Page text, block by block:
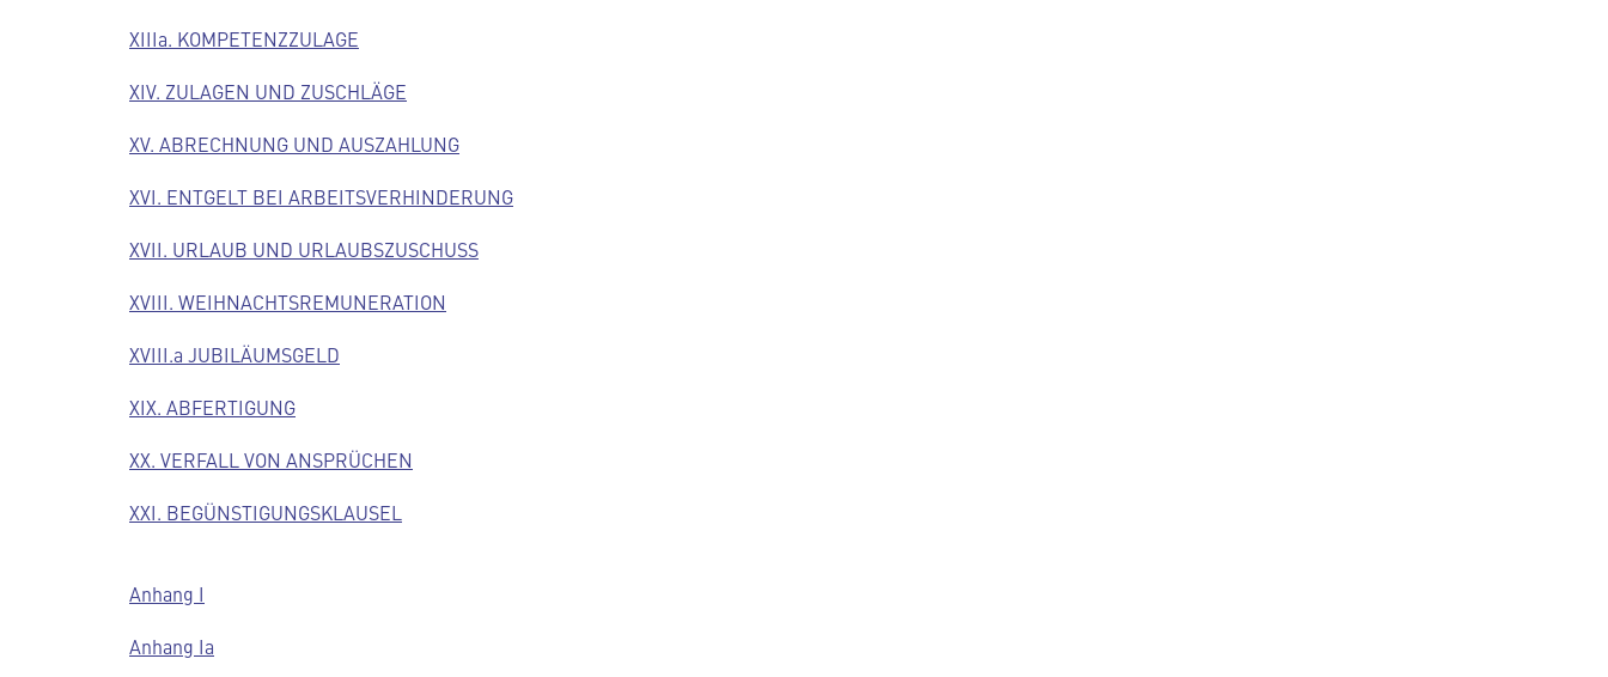
XIIIa. KOMPETENZZULAGE
XIV. ZULAGEN UND ZUSCHLÄGE
XV. ABRECHNUNG UND AUSZAHLUNG
XVI. ENTGELT BEI ARBEITSVERHINDERUNG
XVII. URLAUB UND URLAUBSZUSCHUSS
XVIII. WEIHNACHTSREMUNERATION
XVIII.a JUBILÄUMSGELD
XIX. ABFERTIGUNG
XX. VERFALL VON ANSPRÜCHEN
XXI. BEGÜNSTIGUNGSKLAUSEL
Anhang I
Anhang Ia